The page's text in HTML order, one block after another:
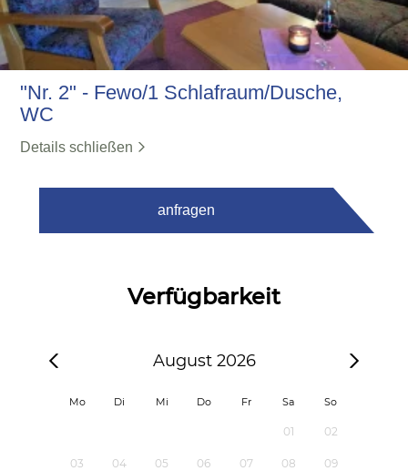
"Nr. 2" - Fewo/1 Schlafraum/Dusche,
WC
Details schließen
anfragen
Verfügbarkeit
August 2026
Mo Di Mi Do Fr Sa So
01 02
03 04 05 06 07 08 09